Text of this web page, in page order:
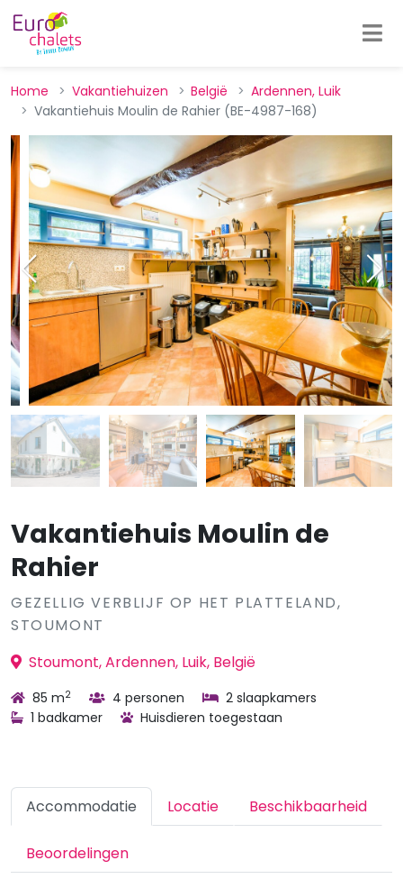
Home Vakantiehuizen België
Ardennen, Luik
Vakantiehuis Moulin de Rahier (BE-4987-168)
Vakantiehuis Moulin de
Rahier
GEZELLIG VERBLIJF OP HET PLATTELAND,
STOUMONT
Stoumont, Ardennen, Luik, België
85 m2 4 personen
2 slaapkamers
1 badkamer
Huisdieren toegestaan
Accommodatie Locatie Beschikbaarheid
Beoordelingen